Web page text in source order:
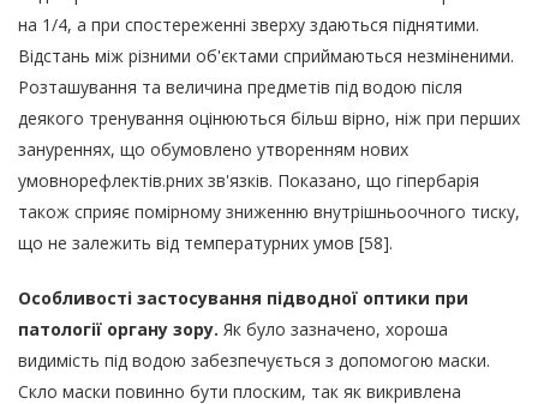
на 1/4, а при спостереженні зверху здаються піднятими.
Відстань між різними об'єктами сприймаються незміненими.
Розташування та величина предметів під водою після
деякого тренування оцінюються більш вірно, ніж при перших
зануреннях, що обумовлено утворенням нових
умовнорефлектів.рних зв'язків. Показано, що гіпербарія
також сприяє помірному зниженню внутрішньоочного тиску,
що не залежить від температурних умов [58].
Особливості застосування підводної оптики при
патології органу зору. Як було зазначено, хороша
видимість під водою забезпечується з допомогою маски.
Скло маски повинно бути плоским, так як викривлена